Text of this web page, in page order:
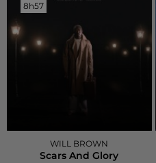
8h57
8h57
WILL BROWN
Scars And Glory